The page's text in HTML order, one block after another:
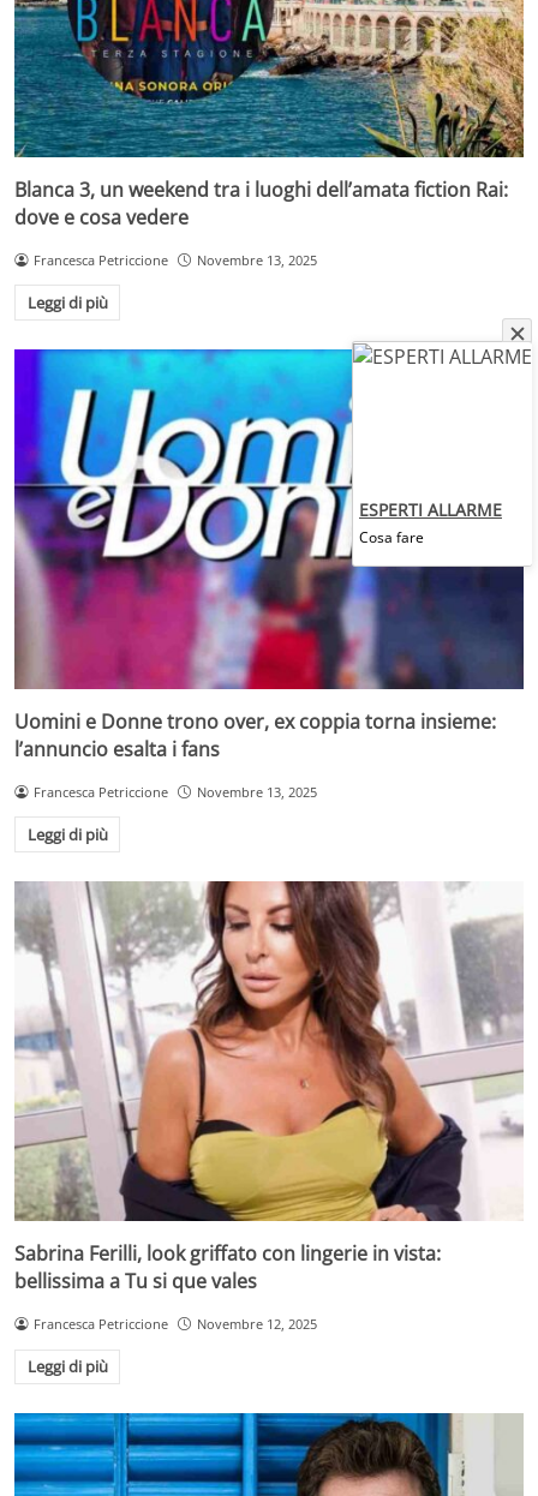
Blanca 3, un weekend tra i luoghi dell’amata fiction Rai:
dove e cosa vedere
Francesca Petriccione Novembre 13, 2025
Leggi di più
Uomini e Donne trono over, ex coppia torna insieme:
l’annuncio esalta i fans
Francesca Petriccione Novembre 13, 2025
Leggi di più
Sabrina Ferilli, look griffato con lingerie in vista:
bellissima a Tu si que vales
Francesca Petriccione Novembre 12, 2025
Leggi di più
ESPERTI ALLARME
Cosa fare